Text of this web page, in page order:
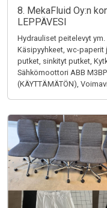
8. MekaFluid Oy:n
LEPPÄVESI
Hydrauliset peitelevyt
Käsipyyhkeet, wc-
putket, sinkityt putket,
Sähkömoottori ABB
(KÄYTTÄMÄTÖN),